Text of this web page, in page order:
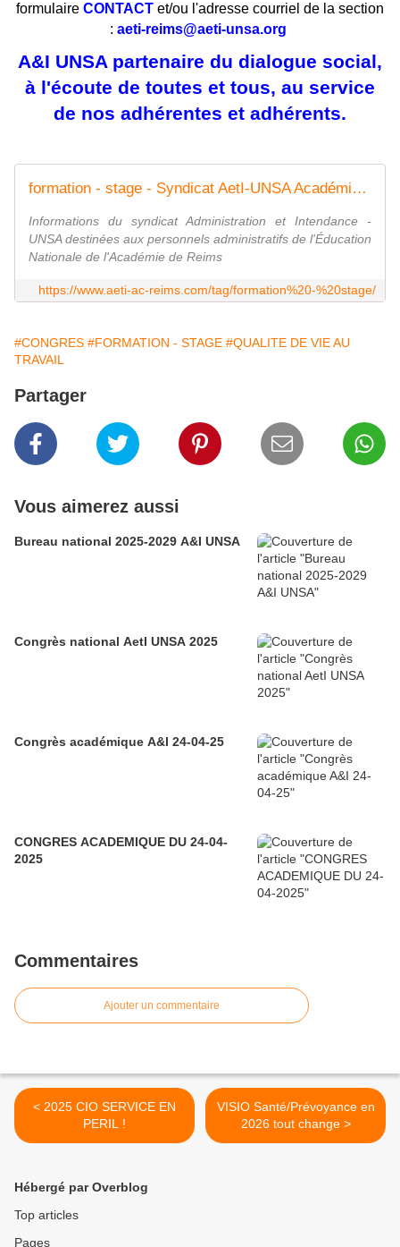
formulaire CONTACT et/ou l'adresse courriel de la section
: aeti-reims@aeti-unsa.org
A&I UNSA partenaire du dialogue social,
à l'écoute de toutes et tous, au service
de nos adhérentes et adhérents.
formation - stage - Syndicat AetI-UNSA Académie Reims
Informations du syndicat Administration et Intendance -
UNSA destinées aux personnels administratifs de l'Éducation
Nationale de l'Académie de Reims
https://www.aeti-ac-reims.com/tag/formation%20-%20stage/
#CONGRES #FORMATION - STAGE #QUALITE DE VIE AU
TRAVAIL
Partager
Vous aimerez aussi
Bureau national 2025-2029 A&I UNSA
Congrès national AetI UNSA 2025
Congrès académique A&I 24-04-25
CONGRES ACADEMIQUE DU 24-04-
2025
Commentaires
Ajouter un commentaire
< 2025 CIO SERVICE EN
PERIL !
VISIO Santé/Prévoyance en
2026 tout change >
Hébergé par Overblog
Top articles
Pages